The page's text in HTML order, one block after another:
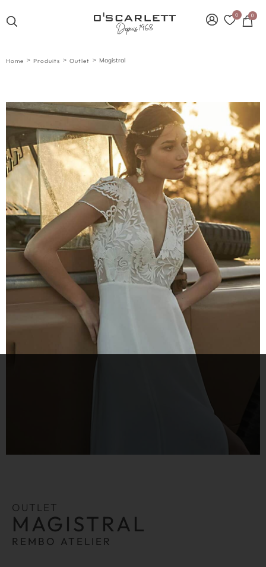
0 0
Home > Produits > Outlet > Magistral
OUTLET
MAGISTRAL
REMBO ATELIER